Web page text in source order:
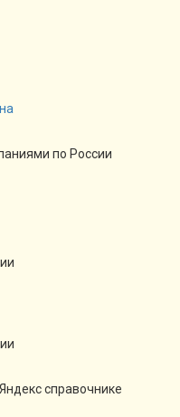
по России
справочнике